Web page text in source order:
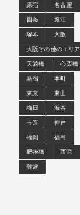
原宿
名古屋
四条
堀江
塚本
大阪
大阪その他のエリア
天満橋
心斎橋
新宿
本町
東京
東山
梅田
渋谷
玉造
神戸
福岡
福島
肥後橋
西宮
難波